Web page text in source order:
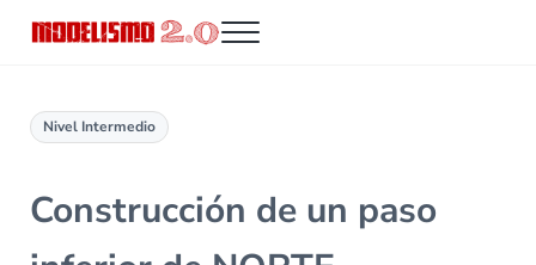
Menu
Nivel Intermedio
Construcción de un paso